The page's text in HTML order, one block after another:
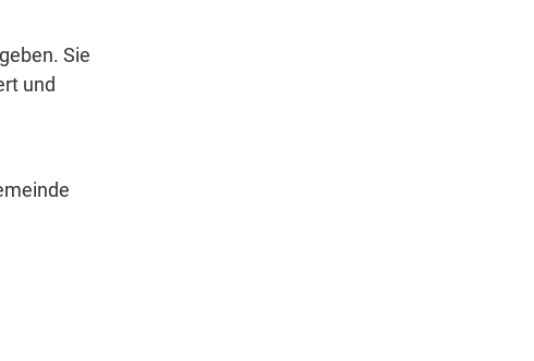
Sie
und